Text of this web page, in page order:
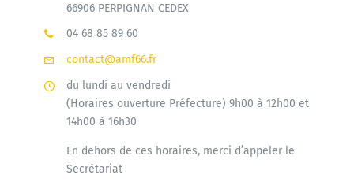
66906 PERPIGNAN CEDEX
04 68 85 89 60
contact@amf66.fr
du lundi au vendredi
(Horaires ouverture Préfecture) 9h00 à 12h00 et
14h00 à 16h30
En dehors de ces horaires, merci d’appeler le
Secrétariat